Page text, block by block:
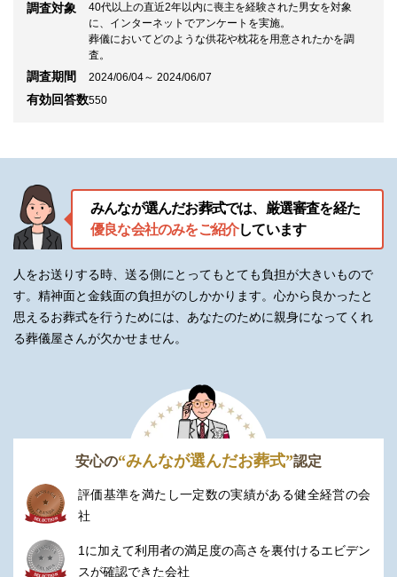
調査対象
40代以上の直近2年以内に喪主を経験された男女を対象
に、インターネットでアンケートを実施。
葬儀においてどのような供花や枕花を用意されたかを調
査。
調査期間 2024/06/04～ 2024/06/07
有効回答数550
みんなが選んだお葬式では、厳選審査を経た
優良な会社のみをご紹介しています
人をお送りする時、送る側にとってもとても負担が大きいもので
す。精神面と金銭面の負担がのしかかります。 心から良かったと
思えるお葬式を行うためには、あなたのために親身になってくれ
る葬儀屋さんが欠かせません。
安心の“みんなが選んだお葬式”認定
評価基準を満たし一定数の実績がある健全経営の会
社
1に加えて利用者の満足度の高さを裏付けるエビデン
スが確認できた会社